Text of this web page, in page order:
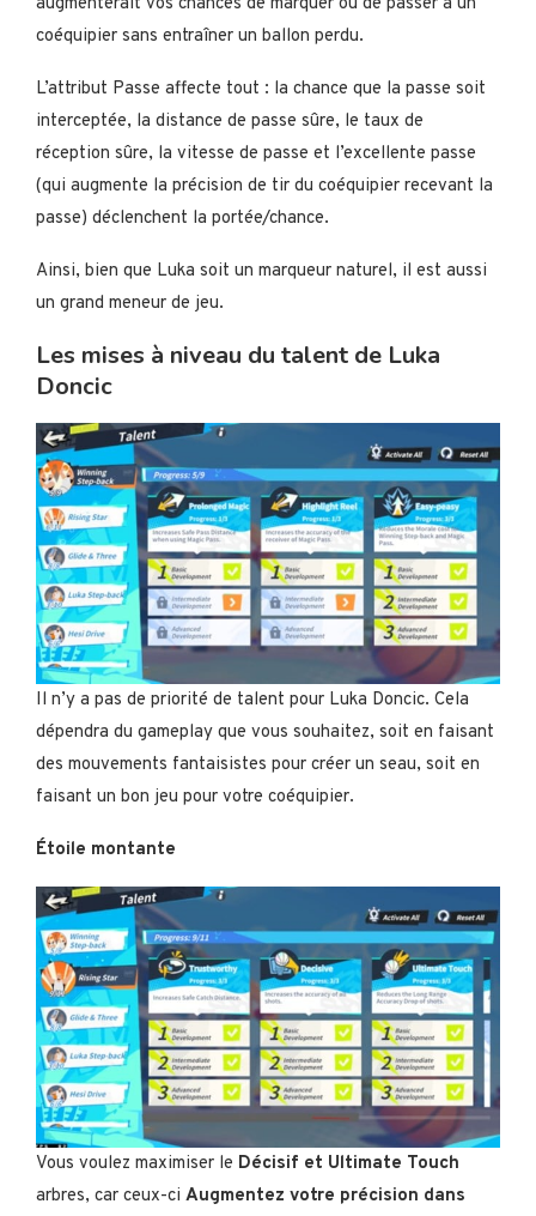
coéquipier sans entraîner un ballon perdu.
L’attribut Passe affecte tout : la chance que la passe soit
interceptée, la distance de passe sûre, le taux de
réception sûre, la vitesse de passe et l’excellente passe
(qui augmente la précision de tir du coéquipier recevant la
passe) déclenchent la portée/chance.
Ainsi, bien que Luka soit un marqueur naturel, il est aussi
un grand meneur de jeu.
Les mises à niveau du talent de Luka
Doncic
Il n’y a pas de priorité de talent pour Luka Doncic. Cela
dépendra du gameplay que vous souhaitez, soit en faisant
des mouvements fantaisistes pour créer un seau, soit en
faisant un bon jeu pour votre coéquipier.
Étoile montante
Vous voulez maximiser le Décisif et Ultimate Touch
arbres, car ceux-ci Augmentez votre précision dans